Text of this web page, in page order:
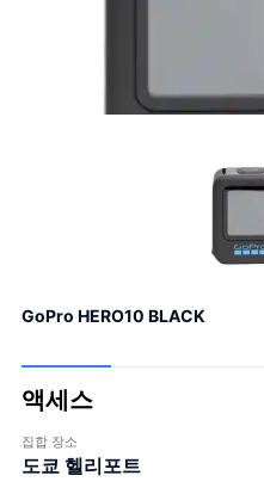
GoPro HERO10 BLACK
액세스
집합 장소
도쿄 헬리포트